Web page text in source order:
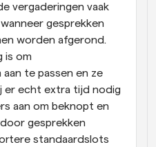
vergaderingen vaak
gesprekken
worden afgerond.
is om
te passen en ze
er echt extra tijd nodig
aan om beknopt en
gesprekken
standaardslots